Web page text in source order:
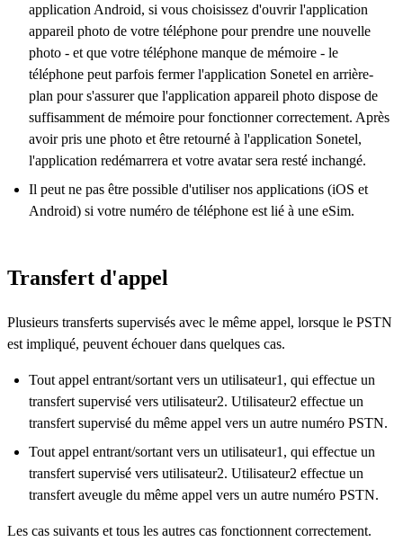
application Android, si vous choisissez d'ouvrir l'application
appareil photo de votre téléphone pour prendre une nouvelle
photo - et que votre téléphone manque de mémoire - le
téléphone peut parfois fermer l'application Sonetel en arrière-
plan pour s'assurer que l'application appareil photo dispose de
suffisamment de mémoire pour fonctionner correctement. Après
avoir pris une photo et être retourné à l'application Sonetel,
l'application redémarrera et votre avatar sera resté inchangé.
Il peut ne pas être possible d'utiliser nos applications (iOS et
Android) si votre numéro de téléphone est lié à une eSim.
Transfert d'appel
Plusieurs transferts supervisés avec le même appel, lorsque le PSTN
est impliqué, peuvent échouer dans quelques cas.
Tout appel entrant/sortant vers un utilisateur1, qui effectue un
transfert supervisé vers utilisateur2. Utilisateur2 effectue un
transfert supervisé du même appel vers un autre numéro PSTN.
Tout appel entrant/sortant vers un utilisateur1, qui effectue un
transfert supervisé vers utilisateur2. Utilisateur2 effectue un
transfert aveugle du même appel vers un autre numéro PSTN.
Les cas suivants et tous les autres cas fonctionnent correctement.